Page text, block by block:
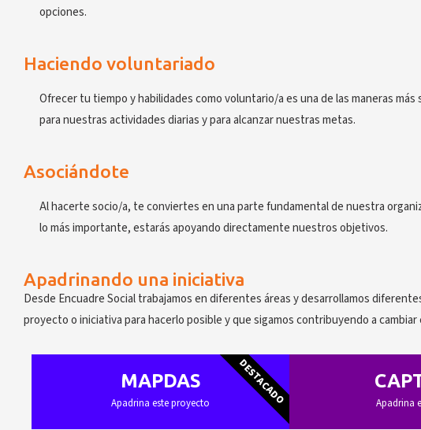
opciones.
Haciendo voluntariado
Ofrecer tu tiempo y habilidades como voluntario/a es una de las maneras
para nuestras actividades diarias y para alcanzar nuestras metas.
Asociándote
Al hacerte socio/a, te conviertes en una parte fundamental de nuestra
lo más importante, estarás apoyando directamente nuestros objetivos.
Apadrinando una iniciativa
Desde Encuadre Social trabajamos en diferentes áreas y desarrollamos
proyecto o iniciativa para hacerlo posible y que sigamos contribuyendo a
MAPDAS
Apadrina este proyecto DESTACADO Apadrina